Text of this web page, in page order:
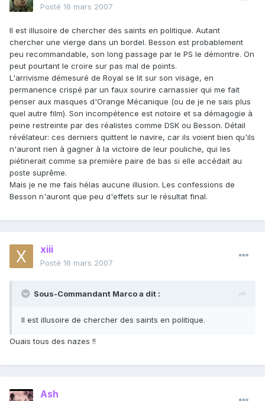
Posté 16 mars 2007
Il est illusoire de chercher des saints en politique. Autant
chercher une vierge dans un bordel. Besson est probablement
peu recommandable, son long passage par le PS le démontre. On
peut pourtant le croire sur pas mal de points.
L'arrivisme démesuré de Royal se lit sur son visage, en
permanence crispé par un faux sourire carnassier qui me fait
penser aux masques d'Orange Mécanique (ou de je ne sais plus
quel autre film). Son incompétence est notoire et sa démagogie à
peine restreinte par des réalistes comme DSK ou Besson. Détail
révélateur: ces derniers quittent le navire, car ils voient bien qu'ils
n'auront rien à gagner à la victoire de leur pouliche, qui les
piétinerait comme sa première paire de bas si elle accédait au
poste suprême.
Mais je ne me fais hélas aucune illusion. Les confessions de
Besson n'auront que peu d'effets sur le résultat final.
xiii
Posté 16 mars 2007
Sous-Commandant Marco a dit :
Il est illusoire de chercher des saints en politique.
Ouais tous des nazes !!
Ash